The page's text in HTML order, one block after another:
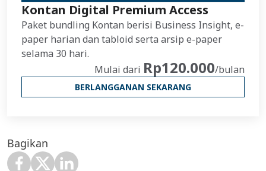
Kontan Digital Premium Access
Paket bundling Kontan berisi Business Insight, e-
paper harian dan tabloid serta arsip e-paper
selama 30 hari.
Mulai dari Rp120.000/bulan
BERLANGGANAN SEKARANG
Bagikan